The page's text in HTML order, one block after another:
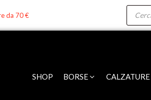
da 70 €
Products
search
SHOP BORSE CALZATURE